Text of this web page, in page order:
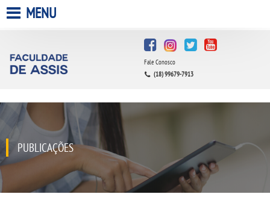
A FACULDADE
QUEM SOMOS
INFRAESTRUTURA
MENU
Fale Conosco
(18) 99679-7913
PUBLICAÇÕES